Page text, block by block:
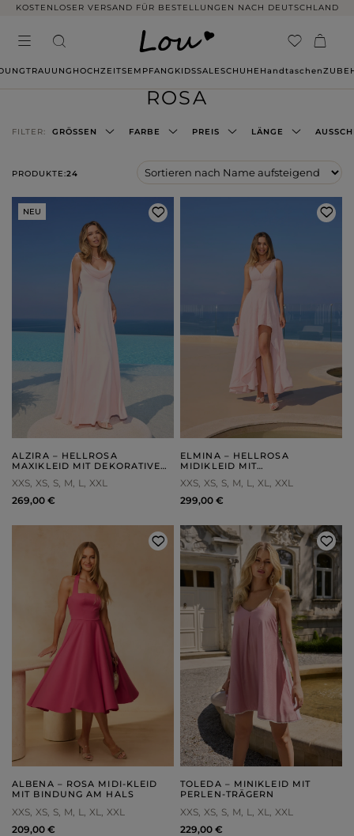
14 TAGE RÜCKGABE OHNE ANGABE VON GRÜNDEN
TRAUUNG HOCHZEITSEMPFANG KIDSSALESCHUHE Handtaschen
ROSA
PRODUKTE:24
FILTER: GRÖSSEN FARBE PREIS LÄNGE
NEU
ALZIRA – HELLROSA
MAXIKLEID MIT DEKORATIVEM
XXS XS S M L XXL
269,00 €
ELMINA – HELLROSA
MIDIKLEID MIT
XXS XS S M L XL XXL
299,00 €
ALBENA – ROSA MIDI-KLEID
MIT BINDUNG AM HALS
XXS XS S M L XL
XXL
209,00 €
TOLEDA – MINIKLEID MIT
PERLEN-TRÄGERN
XXS XS S M L XL
XXL
229,00 €